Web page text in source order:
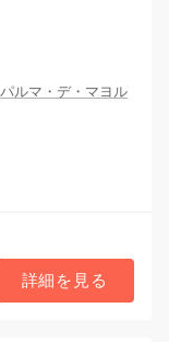
パルマ・デ・マヨル
詳細を見る